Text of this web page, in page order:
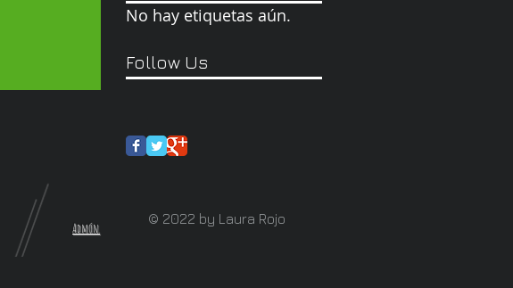
No hay etiquetas aún.
Follow Us
Admón.
© 2022 by Laura Rojo